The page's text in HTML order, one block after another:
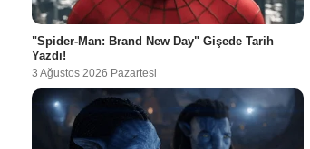
"Spider-Man: Brand New Day" Gişede Tarih
Yazdı!
3 Ağustos 2026 Pazartesi